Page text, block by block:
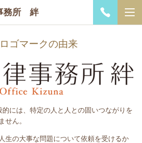
務所 絆
ゴマークの由来
には、特定の人と人との固いつながりを
せん。
生の大事な問題について依頼を受けるか